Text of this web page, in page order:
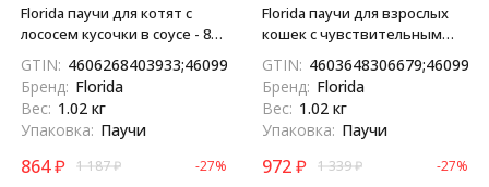
Florida паучи для котят с
лососем кусочки в соусе - 85 г
GTIN: 4606268403933;4609997477794;4609791520733
Бренд: Florida
Вес: 1.02 кг
Упаковка: Паучи
864₽ 1 187₽ -27%
Florida паучи для взрослых
кошек с чувствительным
морковью кусочки в соусе -
85 г х 12 шт
GTIN:
Бренд: Florida
Вес: 1.02 кг
Упаковка: Паучи
972₽ 1 339₽ -27%